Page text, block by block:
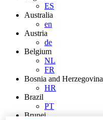
ES
Australia
en
Austria
de
Belgium
NL
FR
Bosnia and Herzegovina
HR
Brazil
PT
Brunei